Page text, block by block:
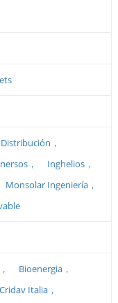
，
，
Inghelios，
Monsolar Ingeniería，
Bioenergia，
Cridav Italia，